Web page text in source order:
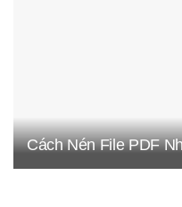
Cách Nén File PDF